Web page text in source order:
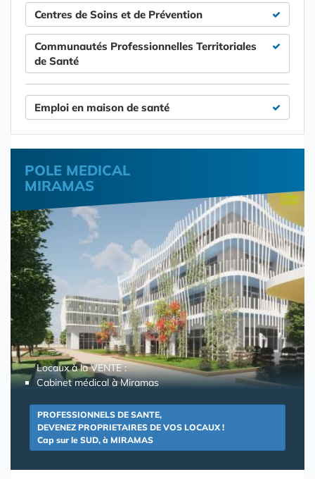
Centres de Soins et de Prévention
Communautés Professionnelles Territoriales
de Santé
Emploi en maison de santé
POLE MEDICAL
MIRAMAS
Locaux à la VENTE :
Cabinet médical à Miramas
PROFESSIONNELS DE SANTE,
DEVENEZ PROPRIETAIRES DE VOS LOCAUX !
Cap sur le SUD, à MIRAMAS